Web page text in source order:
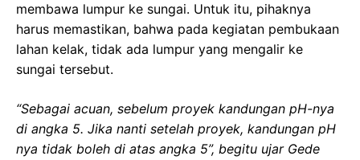
membawa lumpur ke sungai. Untuk itu, pihaknya
harus memastikan, bahwa pada kegiatan pembukaan
lahan kelak, tidak ada lumpur yang mengalir ke
sungai tersebut.
“Sebagai acuan, sebelum proyek kandungan pH-nya
di angka 5. Jika nanti setelah proyek, kandungan pH
nya tidak boleh di atas angka 5”, begitu ujar Gede